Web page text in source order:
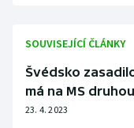
SOUVISEJÍCÍ ČLÁNKY
Švédsko
má na MS
23. 4. 2023